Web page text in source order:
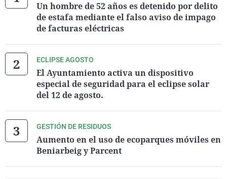
Un hombre de 52 años es detenido por delito
de estafa mediante el falso aviso de impago
de facturas eléctricas
ECLIPSE AGOSTO
El Ayuntamiento activa un dispositivo
especial de seguridad para el eclipse solar
del 12 de agosto.
GESTIÓN DE RESIDUOS
Aumento en el uso de ecoparques móviles en
Beniarbeig y Parcent